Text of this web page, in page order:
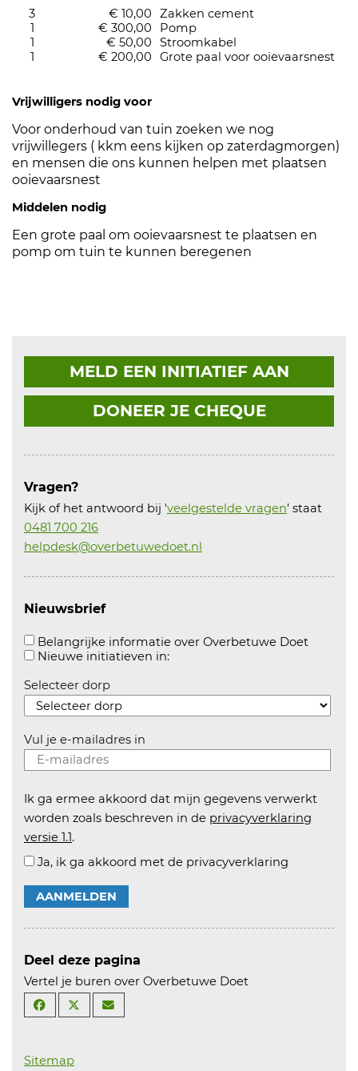
3
€ 10,00
Zakken cement
1
€ 300,00
Pomp
1
€ 50,00
Stroomkabel
1
€ 200,00 Grote paal voor ooievaarsnest
Vrijwilligers nodig voor
Voor onderhoud van tuin zoeken we nog
vrijwillegers ( kkm eens kijken op zaterdagmorgen)
en mensen die ons kunnen helpen met plaatsen
ooievaarsnest
Middelen nodig
Een grote paal om ooievaarsnest te plaatsen en
pomp om tuin te kunnen beregenen
MELD EEN INITIATIEF AAN
DONEER JE CHEQUE
Vragen?
Kijk of het antwoord bij 'veelgestelde vragen' staat
0481 700 216
helpdesk@overbetuwedoet.nl
Nieuwsbrief
Belangrijke informatie over Overbetuwe Doet
Nieuwe initiatieven in:Aanvinken om informatie over
Selecteer dorp
Vul je e-mailadres in
Ik ga ermee akkoord dat mijn gegevens verwerkt
worden zoals beschreven in de privacyverklaring
versie 1.1.
Ja, ik ga akkoord met de privacyverklaring
AANMELDEN
Deel deze pagina
Vertel je buren over Overbetuwe Doet
Sitemap